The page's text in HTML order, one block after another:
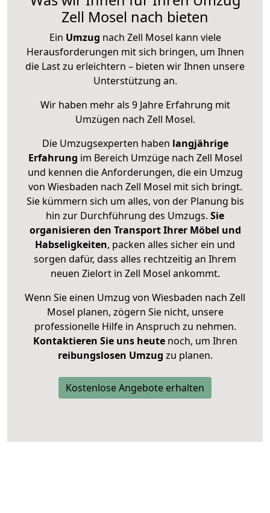
Zell Mosel nach bieten
Ein Umzug nach Zell Mosel kann viele
Herausforderungen mit sich bringen, um Ihnen
die Last zu erleichtern – bieten wir Ihnen unsere
Unterstützung an.
Wir haben mehr als 9 Jahre Erfahrung mit
Umzügen nach Zell Mosel.
Die Umzugsexperten haben langjährige
Erfahrung im Bereich Umzüge nach Zell Mosel
und kennen die Anforderungen, die ein Umzug
von Wiesbaden nach Zell Mosel mit sich bringt.
Sie kümmern sich um alles, von der Planung bis
hin zur Durchführung des Umzugs. Sie
organisieren den Transport Ihrer Möbel und
Habseligkeiten, packen alles sicher ein und
sorgen dafür, dass alles rechtzeitig an Ihrem
neuen Zielort in Zell Mosel ankommt.
Wenn Sie einen Umzug von Wiesbaden nach Zell
Mosel planen, zögern Sie nicht, unsere
professionelle Hilfe in Anspruch zu nehmen.
Kontaktieren Sie uns heutenoch, um Ihren
reibungslosen Umzug zu planen.
Kostenlose Angebote erhalten